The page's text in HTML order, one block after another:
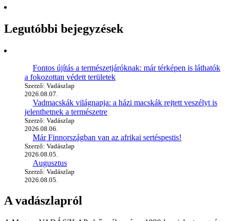
Legutóbbi bejegyzések
Fontos újítás a természetjáróknak: már térképen is láthatók
a fokozottan védett területek
Szerző: Vadászlap
2026.08.07.
Vadmacskák világnapja: a házi macskák rejtett veszélyt is
jelenthetnek a természetre
Szerző: Vadászlap
2026.08.06.
Már Finnországban van az afrikai sertéspestis!
Szerző: Vadászlap
2026.08.05.
Augusztus
Szerző: Vadászlap
2026.08.05.
A vadászlapról